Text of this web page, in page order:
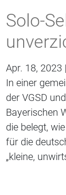
Solo-
Apr. 18, 2023 |
In einer
der VGSD
Bayerischen
die belegt,
für die
„kleine,